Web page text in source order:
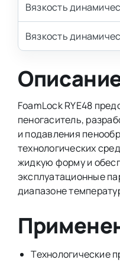
Вязкость
Вязкость
FoamLock RYE48
пеногаситель,
и подавления
технологических
жидкую форму и
эксплуатационные
диапазоне
Технологические